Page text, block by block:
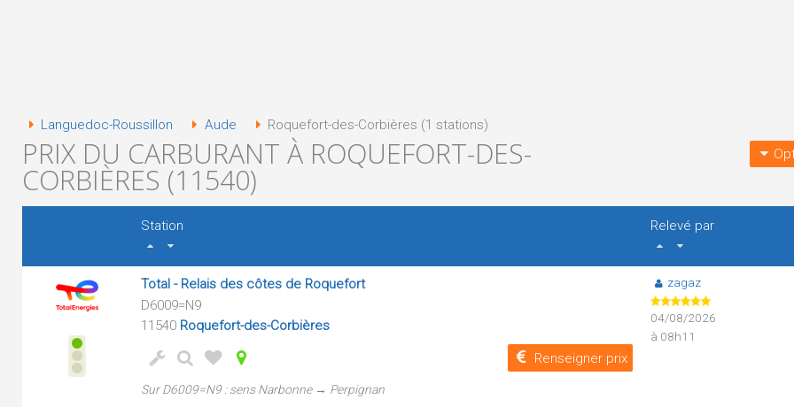
Languedoc-Roussillon Aude Roquefort-des-Corbières (1 stations)
PRIX DU CARBURANT À ROQUEFORT-DES-
CORBIÈRES (11540)
Station
Relevé par
Total - Relais des côtes de Roquefort
D6009=N9
11540 Roquefort-des-Corbières
Renseigner prix
Sur D6009=N9 : sens Narbonne → Perpignan
zagaz
04/08/2026
à 08h11